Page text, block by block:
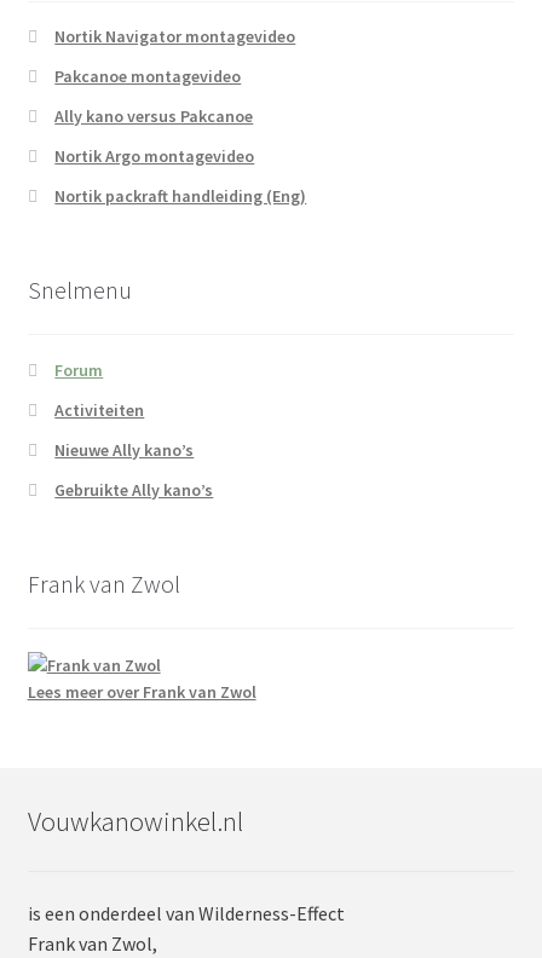
Nortik Navigator montagevideo
Pakcanoe montagevideo
Ally kano versus Pakcanoe
Nortik Argo montagevideo
Nortik packraft handleiding (Eng)
Snelmenu
Forum
Activiteiten
Nieuwe Ally kano’s
Gebruikte Ally kano’s
Frank van Zwol
Lees meer over Frank van Zwol
Vouwkanowinkel.nl
is een onderdeel van Wilderness-Effect
Frank van Zwol,